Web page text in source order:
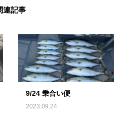
連記事
9/24 乗合い便
2023.09.24